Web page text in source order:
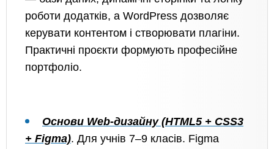
роботи додатків, а WordPress дозволяє
керувати контентом і створювати плагіни.
Практичні проєкти формують професійне
портфоліо.
Основи Web-дизайну (HTML5 + CSS3
+ Figma). Для учнів 7–9 класів. Figma